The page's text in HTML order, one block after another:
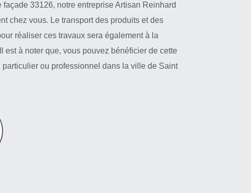
33126, notre entreprise Artisan Reinhard
chez vous. Le transport des produits et des
réaliser ces travaux sera également à la
est à noter que, vous pouvez bénéficier de cette
ou professionnel dans la ville de Saint